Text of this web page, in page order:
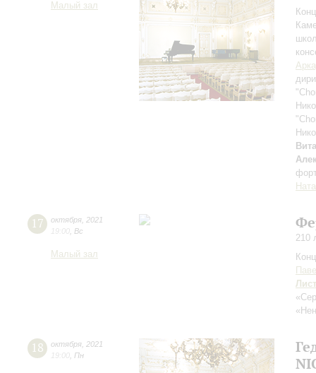
Малый зал
17 октября 2021
19:00 Вс
Малый зал
210
Лист
18 октября 2021
19:00 Пн